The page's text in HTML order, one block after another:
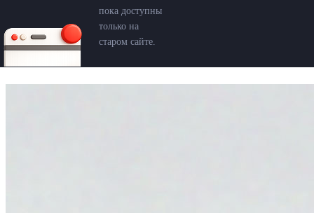
пока доступны
только на
старом сайте.